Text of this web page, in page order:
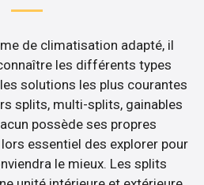
de climatisation adapté, il
les différents types
solutions les plus courantes
splits, multi-splits, gainables
possède ses propres
essentiel des explorer pour
le mieux. Les splits